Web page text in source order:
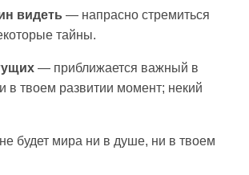
видеть — напрасно стремиться
тайны.
— приближается важный в
в твоем развитии момент; некий
будет мира ни в душе, ни в твоем